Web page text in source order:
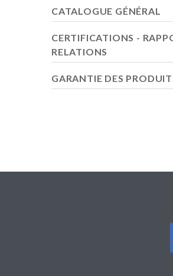
CATALOGUE GÉNÉRAL
CERTIFICATIONS -
RELATIONS
GARANTIE DES